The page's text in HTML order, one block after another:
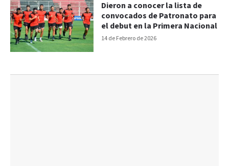
14 de Febrero de 2026
Dieron a conocer la lista de
convocados de Patronato para
el debut en la Primera Nacional